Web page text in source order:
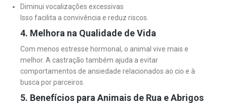
Diminui vocalizações excessivas
Isso facilita a convivência e reduz riscos.
4. Melhora na Qualidade de Vida
Com menos estresse hormonal, o animal vive mais e
melhor. A castração também ajuda a evitar
comportamentos de ansiedade relacionados ao cio e à
busca por parceiros.
5. Benefícios para Animais de Rua e Abrigos